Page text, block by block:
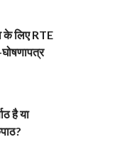
के लिए RTE
है या